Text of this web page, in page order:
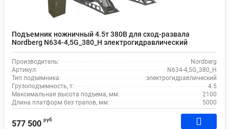
Подъемник ножничный 4.5т 380В для сход-развала
Nordberg N634-4,5G_380_H электрогидравлический
Производитель:
Nordberg
Артикул:
N634-4,5G_380_H
Тип подъемника:
электрогидравлический
Грузоподъемность, т:
4.5
Максимальная высота подъема, мм:
2100
Длина платформ без трапов, мм:
5000
577 500 руб